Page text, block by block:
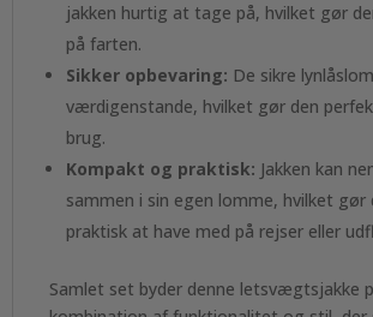
jakken hurtig at tage på, hvilket gør
på farten.
Sikker opbevaring: De sikre
værdigenstande, hvilket gør den
brug.
Kompakt og praktisk: Jakken kan
sammen i sin egen lomme, hvilket gør
praktisk at have med på rejser eller
Samlet set byder denne letsvægtsjakke